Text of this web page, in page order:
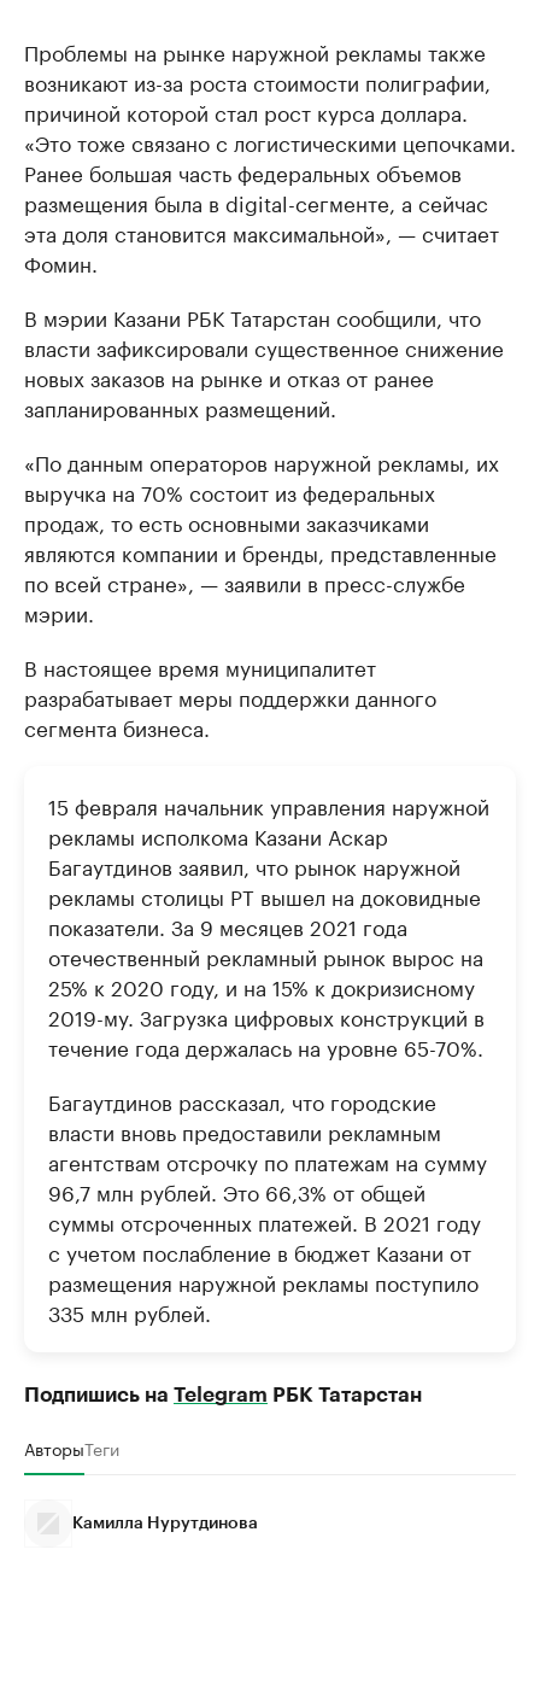
Проблемы на рынке наружной рекламы также
возникают из-за роста стоимости полиграфии,
причиной которой стал рост курса доллара.
«Это тоже связано с логистическими цепочками.
Ранее большая часть федеральных объемов
размещения была в digital-сегменте, а сейчас
эта доля становится максимальной», — считает
Фомин.
В мэрии Казани РБК Татарстан сообщили, что
власти зафиксировали существенное снижение
новых заказов на рынке и отказ от ранее
запланированных размещений.
«По данным операторов наружной рекламы, их
выручка на 70% состоит из федеральных
продаж, то есть основными заказчиками
являются компании и бренды, представленные
по всей стране», — заявили в пресс-службе
мэрии.
В настоящее время муниципалитет
разрабатывает меры поддержки данного
сегмента бизнеса.
15 февраля начальник управления наружной
рекламы исполкома Казани Аскар
Багаутдинов заявил, что рынок наружной
рекламы столицы РТ вышел на доковидные
показатели. За 9 месяцев 2021 года
отечественный рекламный рынок вырос на
25% к 2020 году, и на 15% к докризисному
2019-му. Загрузка цифровых конструкций в
течение года держалась на уровне 65-70%.
Багаутдинов рассказал, что городские
власти вновь предоставили рекламным
агентствам отсрочку по платежам на сумму
96,7 млн рублей. Это 66,3% от общей
суммы отсроченных платежей. В 2021 году
с учетом послабление в бюджет Казани от
размещения наружной рекламы поступило
335 млн рублей.
Подпишись на Telegram РБК Татарстан
АвторыТеги
Камилла Нурутдинова